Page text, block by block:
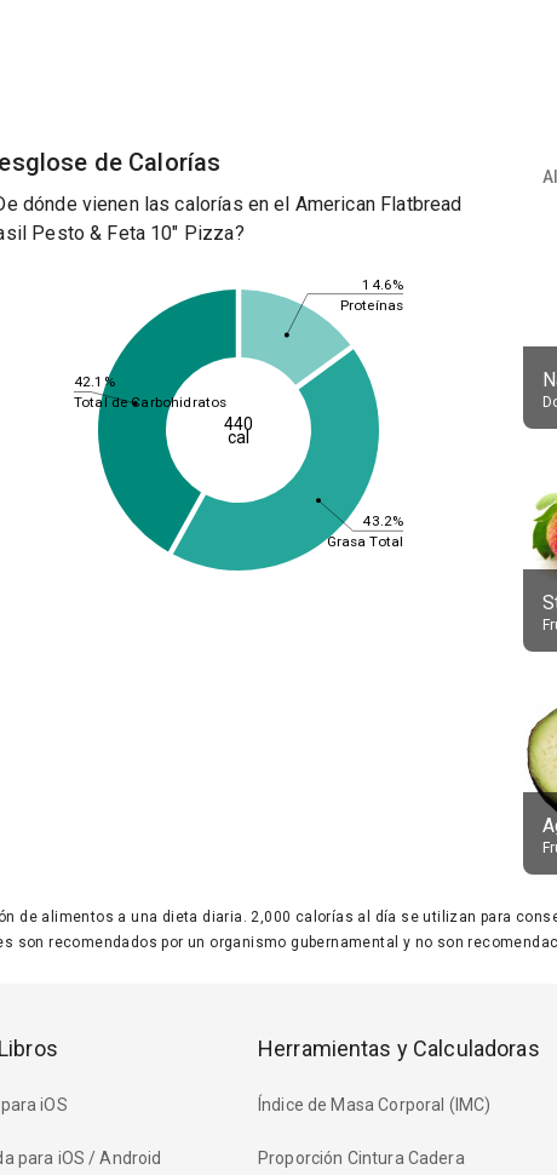
de Calorías
dónde vienen las calorías en el American Flatbread
Pesto & Feta 10" Pizza?
14.6%
43.2%
42.1%
Proteínas
Grasa Total
Total de Carbohidratos
440
cal
de alimentos a una dieta diaria. 2,000 calorías al día se utilizan para
recomendados por un organismo gubernamental y no son
iOS
para iOS / Android
Herramientas y Calculadoras
Índice de Masa Corporal (IMC)
Proporción Cintura Cadera